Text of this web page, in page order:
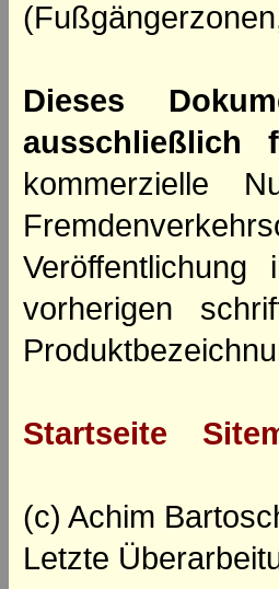
Dieses
ausschließlich
kommerzielle
vorherigen
Startseite
(c) Achim
Letzte